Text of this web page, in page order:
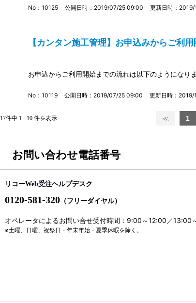
No：10125 公開日時：2019/07/25 09:00 更新日時：
【カンタン施工管理】お申込みからご利
お申込からご利用開始までの流れは以下のようになり
No：10119 公開日時：2019/07/25 09:00 更新日時：
17件中 1 - 10 件を表示 ≪ 1
お問い合わせ電話番号
リコーWeb受注ヘルプデスク
0120-581-320 （フリーダイヤル）
オペレータによるお問い合せ受付時間：9:00～12:00／13:00
※土曜、日曜、祝祭日・年末年始・夏季休暇を除く。